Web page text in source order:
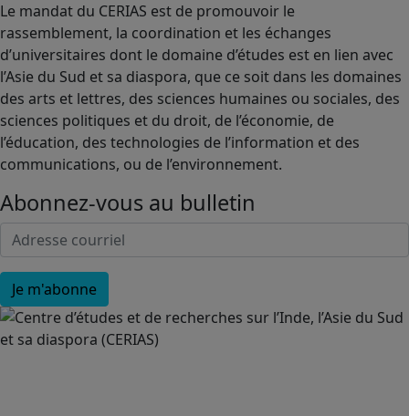
Le mandat du CERIAS est de promouvoir le
rassemblement, la coordination et les échanges
d’universitaires dont le domaine d’études est en lien avec
l’Asie du Sud et sa diaspora, que ce soit dans les domaines
des arts et lettres, des sciences humaines ou sociales, des
sciences politiques et du droit, de l’économie, de
l’éducation, des technologies de l’information et des
communications, ou de l’environnement.
Abonnez-vous au bulletin